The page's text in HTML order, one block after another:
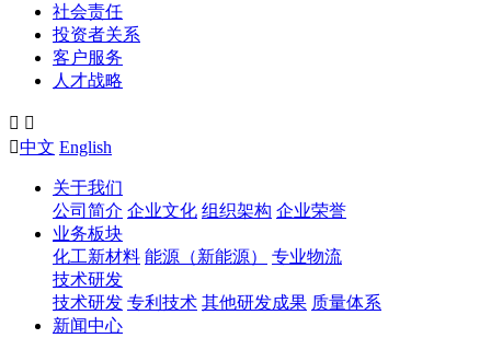
社会责任
投资者关系
客户服务
人才战略
 
中文 English
关于我们
公司简介 企业文化 组织架构 企业荣誉
业务板块
化工新材料 能源（新能源）
专业物流
技术研发
技术研发 专利技术 其他研发成果 质量体系
新闻中心